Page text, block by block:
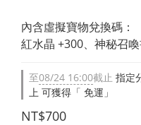
內含虛擬寶物兌換碼：
紅水晶 +300、神秘召
至08/24 16:00截止 指定
上 可獲得「 免運」
NT$700